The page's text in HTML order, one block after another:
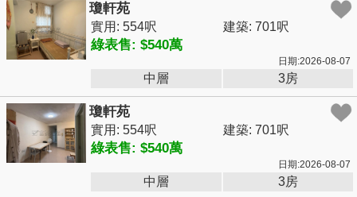
瓊軒苑
實用: 554呎 建築: 701呎
綠表售: $540萬
日期:2026-08-07
中層 3房
瓊軒苑
實用: 554呎 建築: 701呎
綠表售: $540萬
日期:2026-08-07
中層 3房